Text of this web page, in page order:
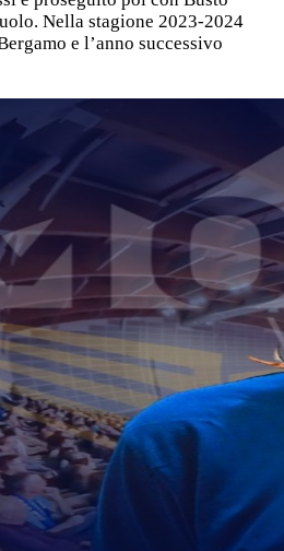
Nella stagione 2023-2024
e l’anno successivo